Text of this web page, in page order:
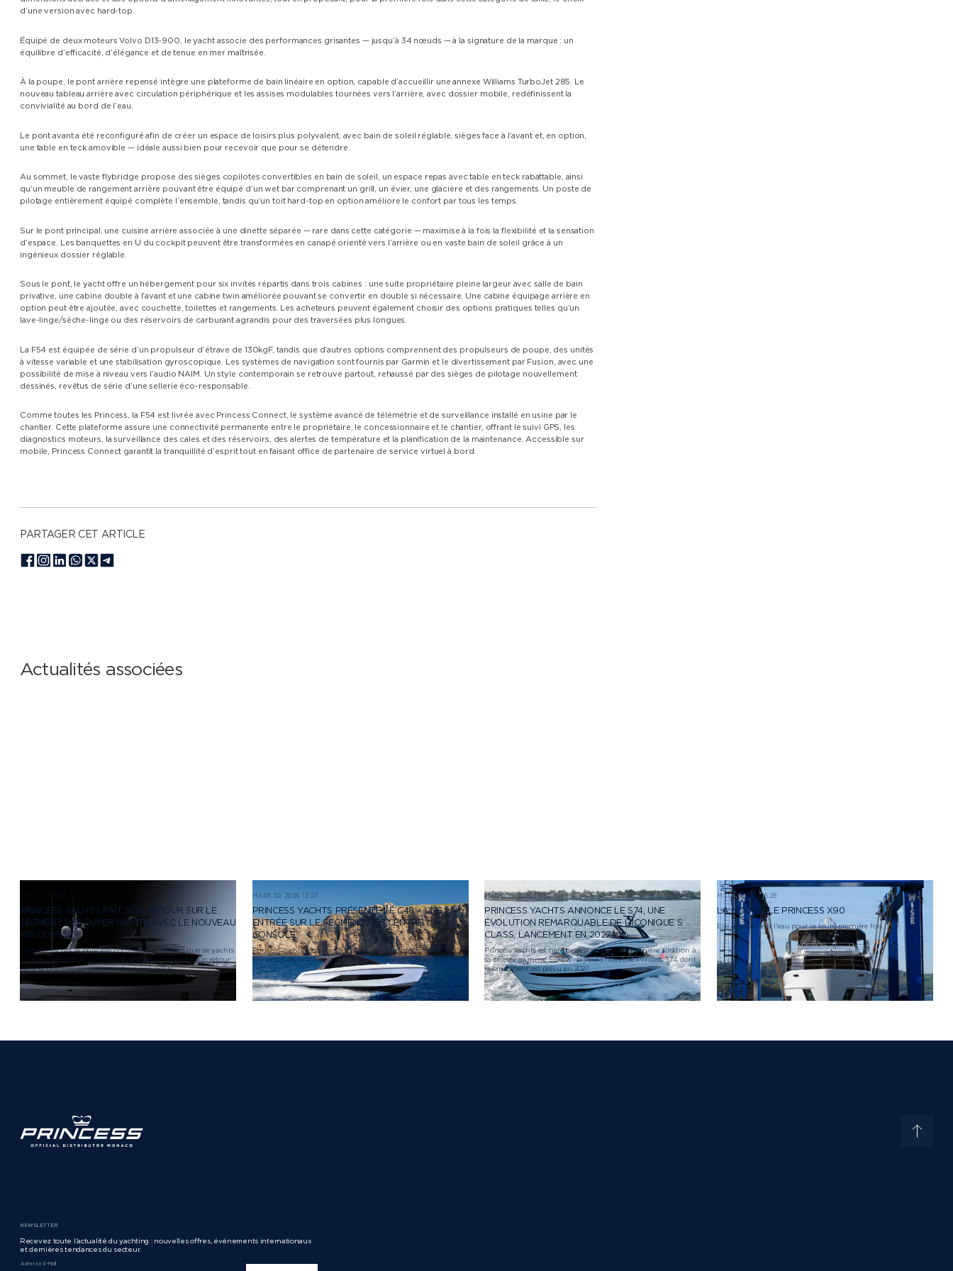
d’une version avec hard-top.
Équipé de deux moteurs Volvo D13-900, le yacht associe des performances grisantes — jusqu’à 34 nœuds — à la signature de la marque : un
équilibre d’efficacité, d’élégance et de tenue en mer maîtrisée.
À la poupe, le pont arrière repensé intègre une plateforme de bain linéaire en option, capable d’accueillir une annexe Williams TurboJet 285. Le
nouveau tableau arrière avec circulation périphérique et les assises modulables tournées vers l’arrière, avec dossier mobile, redéfinissent la
convivialité au bord de l’eau.
Le pont avant a été reconfiguré afin de créer un espace de loisirs plus polyvalent, avec bain de soleil réglable, sièges face à l’avant et, en option,
une table en teck amovible — idéale aussi bien pour recevoir que pour se détendre.
Au sommet, le vaste flybridge propose des sièges copilotes convertibles en bain de soleil, un espace repas avec table en teck rabattable, ainsi
qu’un meuble de rangement arrière pouvant être équipé d’un wet bar comprenant un grill, un évier, une glacière et des rangements. Un poste de
pilotage entièrement équipé complète l’ensemble, tandis qu’un toit hard-top en option améliore le confort par tous les temps.
Sur le pont principal, une cuisine arrière associée à une dinette séparée — rare dans cette catégorie — maximise à la fois la flexibilité et la sensation
d’espace. Les banquettes en U du cockpit peuvent être transformées en canapé orienté vers l’arrière ou en vaste bain de soleil grâce à un
ingénieux dossier réglable.
Sous le pont, le yacht offre un hébergement pour six invités répartis dans trois cabines : une suite propriétaire pleine largeur avec salle de bain
privative, une cabine double à l’avant et une cabine twin améliorée pouvant se convertir en double si nécessaire. Une cabine équipage arrière en
option peut être ajoutée, avec couchette, toilettes et rangements. Les acheteurs peuvent également choisir des options pratiques telles qu’un
lave-linge/sèche-linge ou des réservoirs de carburant agrandis pour des traversées plus longues.
La F54 est équipée de série d’un propulseur d’étrave de 130kgF, tandis que d’autres options comprennent des propulseurs de poupe, des unités
à vitesse variable et une stabilisation gyroscopique. Les systèmes de navigation sont fournis par Garmin et le divertissement par Fusion, avec une
possibilité de mise à niveau vers l’audio NAIM. Un style contemporain se retrouve partout, rehaussé par des sièges de pilotage nouvellement
dessinés, revêtus de série d’une sellerie éco-responsable.
Comme toutes les Princess, la F54 est livrée avec Princess Connect, le système avancé de télémétrie et de surveillance installé en usine par le
chantier. Cette plateforme assure une connectivité permanente entre le propriétaire, le concessionnaire et le chantier, offrant le suivi GPS, les
diagnostics moteurs, la surveillance des cales et des réservoirs, des alertes de température et la planification de la maintenance. Accessible sur
mobile, Princess Connect garantit la tranquillité d’esprit tout en faisant office de partenaire de service virtuel à bord.
PARTAGER CET ARTICLE
Actualités associées
MARS 30, 2026, 13:18
PRINCESS YACHTS FAIT SON RETOUR SUR LE
SEGMENT DES SUPERYACHTS AVEC LE NOUVEAU
106 ODYSSEY
Princess Yachts, le principal constructeur britannique de yachts
de luxe, a dévoilé le Princess 106 Odyssey, marquant son retour
dans la prestigieuse catégorie des superyachts.
MARS 30, 2026, 13:27
PRINCESS YACHTS PRÉSENTE LE C48 – UNE
ENTRÉE SUR LE SEGMENT DES CENTRE
CONSOLE
Princess Yachts a confirmé que son tout dernier modèle, la
Princess C48, fera l’objet de son lancement officiel en 2027.
MARS 30, 2026, 13:30
PRINCESS YACHTS ANNONCE LE S74, UNE
ÉVOLUTION REMARQUABLE DE L’ICONIQUE S
CLASS, LANCEMENT EN 2027
Princess Yachts est fière de dévoiler la toute dernière addition à
sa célèbre gamme S Class : la toute nouvelle Princess S74, dont
le lancement est prévu en 2027.
MAI 25, 2026, 06:28
LA NOUVELLE PRINCESS X90
Elle a été mise à l’eau pour la toute première fois.
NEWSLETTER
Recevez toute l’actualité du yachting : nouvelles offres, événements internationaux
et dernières tendances du secteur.
Adresse E-Mail